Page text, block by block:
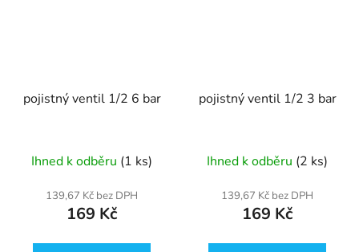
pojistný ventil 1/2 6 bar
Ihned k odběru (1 ks)
139,67 Kč bez DPH
169 Kč
pojistný ventil 1/2 3 bar
Ihned k odběru (2 ks)
139,67 Kč bez DPH
169 Kč